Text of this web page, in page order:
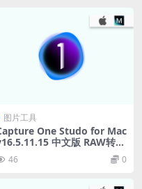
图片工具
One Studo for Mac
中文版 RAW转换
46 0